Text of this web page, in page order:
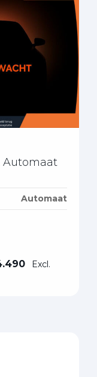
Automaat
Automaat
Excl.